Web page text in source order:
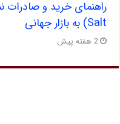
Salt) به بازار جهانی
2 هفته پیش